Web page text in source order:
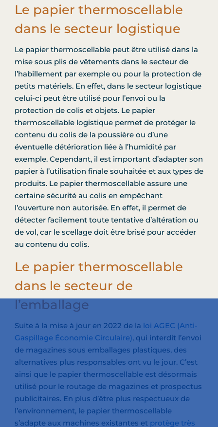
Le papier thermoscellable
dans le secteur logistique
Le papier thermoscellable peut être utilisé dans la
mise sous plis de vêtements dans le secteur de
l’habillement par exemple ou pour la protection de
petits matériels. En effet, dans le secteur logistique
celui-ci peut être utilisé pour l’envoi ou la
protection de colis et objets. Le papier
thermoscellable logistique permet de protéger le
contenu du colis de la poussière ou d’une
éventuelle détérioration liée à l’humidité par
exemple. Cependant, il est important d’adapter son
papier à l’utilisation finale souhaitée et aux types de
produits. Le papier thermoscellable assure une
certaine sécurité au colis en empêchant
l’ouverture non autorisée. En effet, il permet de
détecter facilement toute tentative d’altération ou
de vol, car le scellage doit être brisé pour accéder
au contenu du colis.
Le papier thermoscellable
dans le secteur de
l’emballage
Suite à la mise à jour en 2022 de la loi AGEC (Anti-
Gaspillage Économie Circulaire), qui interdit l’envoi
de magazines sous emballages plastiques, des
alternatives plus responsables ont vu le jour. C’est
ainsi que le papier thermoscellable est désormais
utilisé pour le routage de magazines et prospectus
publicitaires. En plus d’être plus respectueux de
l’environnement, le papier thermoscellable
s’adapte aux machines existantes et protège très